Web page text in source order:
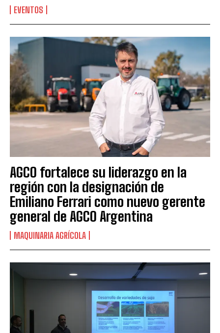
EVENTOS
AGCO fortalece su liderazgo en la
región con la designación de
Emiliano Ferrari como nuevo gerente
general de AGCO Argentina
MAQUINARIA AGRÍCOLA